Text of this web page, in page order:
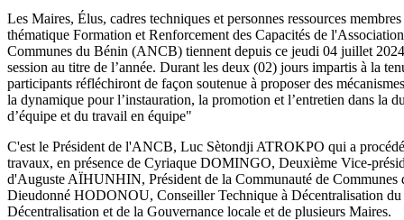
Les Maires, Élus, cadres techniques et personnes ressources
thématique Formation et Renforcement des Capacités de
Communes du Bénin (ANCB) tiennent depuis ce jeudi 04 juillet
session au titre de l’année. Durant les deux (02) jours impartis à la
participants réfléchiront de façon soutenue à proposer des
la dynamique pour l’instauration, la promotion et l’entretien dans la
d’équipe et du travail en équipe"
C'est le Président de l'ANCB, Luc Sètondji ATROKPO qui a
travaux, en présence de Cyriaque DOMINGO, Deuxième Vice-
d'Auguste AÏHUNHIN, Président de la Communauté de Communes
Dieudonné HODONOU, Conseiller Technique à Décentralisation
Décentralisation et de la Gouvernance locale et de plusieurs Maires.